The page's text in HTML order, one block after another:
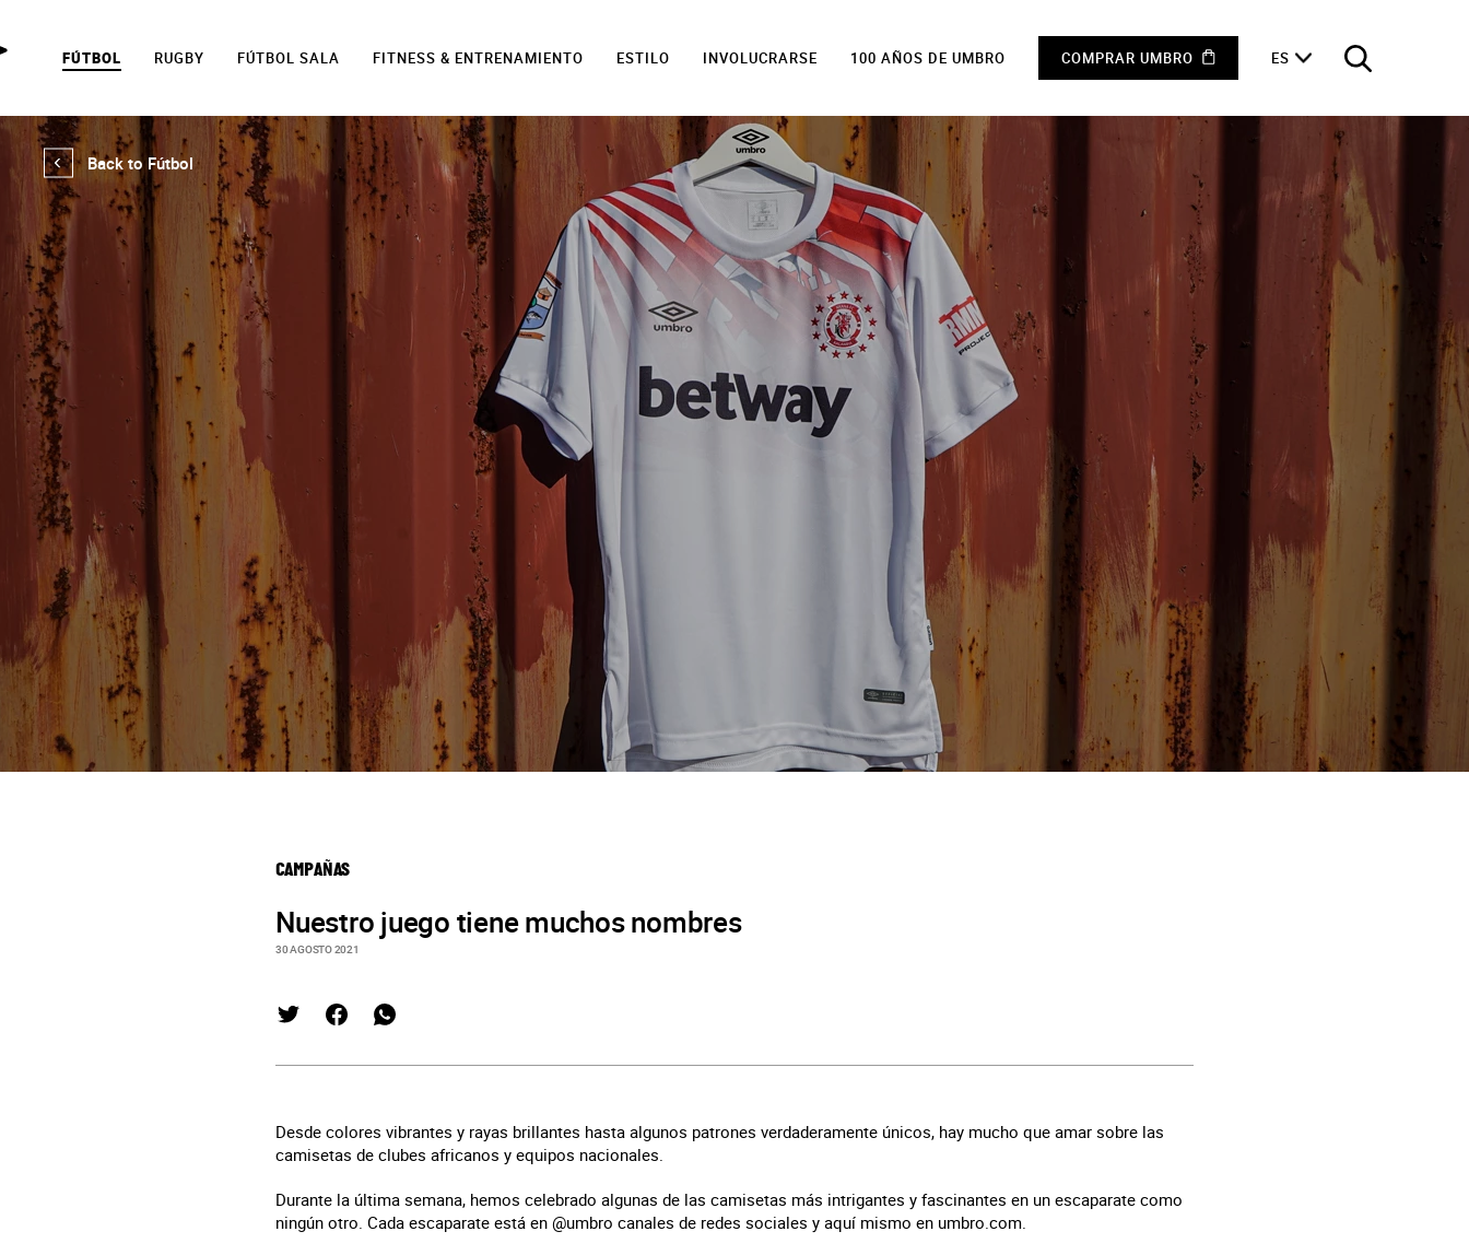
FÚTBOL RUGBY FÚTBOL SALA FITNESS & ENTRENAMIENTO ESTILO INVOLUCRARSE 100 AÑOS DE UMBRO COMPRAR UMBRO ES
Back to Fútbol
CAMPAÑAS
Nuestro juego tiene muchos nombres
30 AGOSTO 2021
Desde colores vibrantes y rayas brillantes hasta algunos patrones verdaderamente únicos, hay mucho que amar sobre las
camisetas de clubes africanos y equipos nacionales.
Durante la última semana, hemos celebrado algunas de las camisetas más intrigantes y fascinantes en un escaparate como
ningún otro. Cada escaparate está en @umbro canales de redes sociales y aquí mismo en umbro.com.